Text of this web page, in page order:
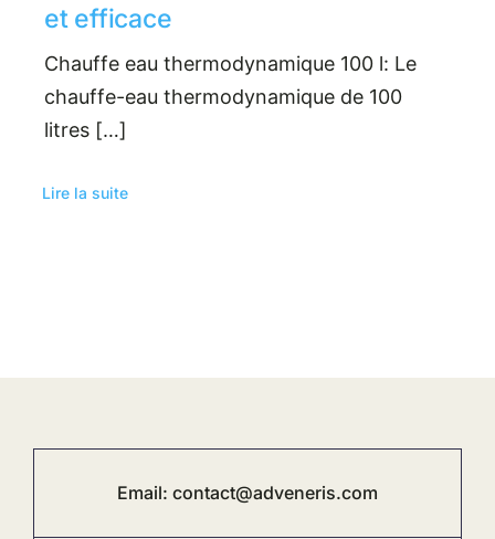
et efficace
Chauffe eau thermodynamique 100 l: Le
chauffe-eau thermodynamique de 100
litres […]
Lire la suite
Email: contact@adveneris.com